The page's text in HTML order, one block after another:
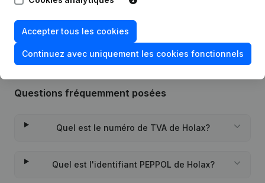
Rubrique Constitution (Nouvelle
Succursale, etc...)
Questions fréquemment posées
Quel est le numéro de TVA de Holax?
Quel est l'identifiant PEPPOL de Holax?
Accepter tous les cookies
Continuez avec uniquement les cookies fonctionnels